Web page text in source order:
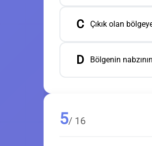
C Çıkık olan
D Bölgenin
5/ 16